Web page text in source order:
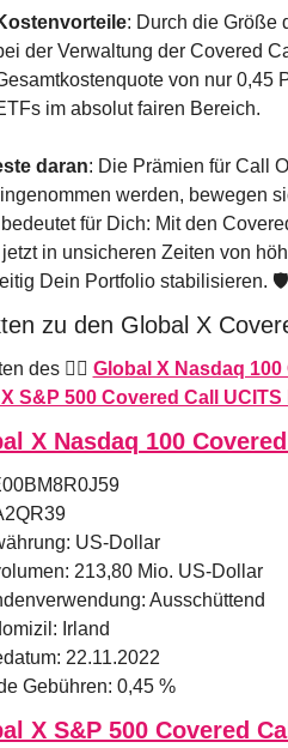
: Durch die Größe
der Verwaltung der Covered
von nur 0,45
im absolut fairen Bereich.
daran: Die Prämien für Call
für Dich: Mit den
in unsicheren Zeiten von
Dein Portfolio stabilisieren.
zu den Global X
des 👉🏻 Global X Nasdaq
S&P 500 Covered Call UCITS
X Nasdaq 100
US-Dollar
213,80 Mio. US-Dollar
Ausschüttend
Irland
22.11.2022
Gebühren: 0,45 %
X S&P 500 Covered